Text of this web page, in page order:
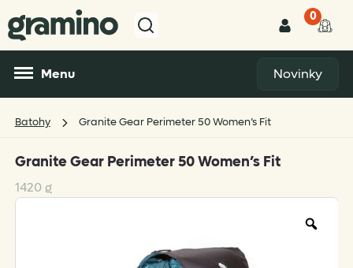
0
Menu Novinky
Batohy Granite Gear Perimeter 50 Women’s Fit
Granite Gear Perimeter 50 Women’s Fit
1420 g